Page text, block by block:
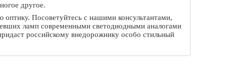
другое.
Посоветуйтесь с нашими консультантами,
ламп современными светодиодными аналогами
российскому внедорожнику особо стильный